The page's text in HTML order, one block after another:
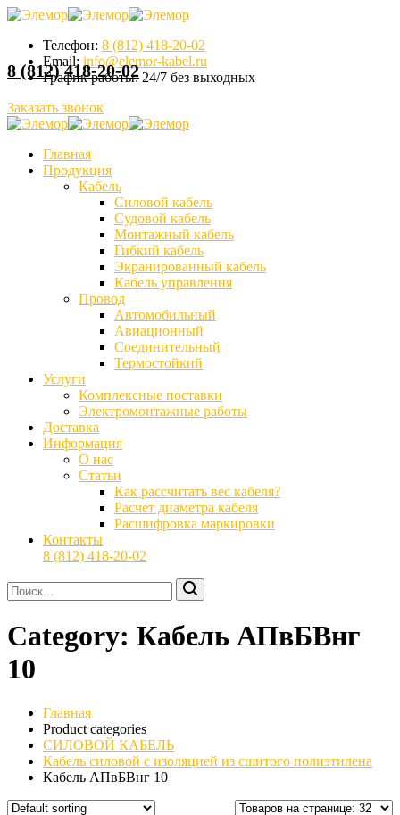
Телефон: 8 (812) 418-20-02
Email: info@elemor-kabel.ru
График работы: 24/7 без выходных
Заказать звонок
8 (812) 418-20-02
Главная
Продукция
Кабель
Силовой кабель
Судовой кабель
Монтажный кабель
Гибкий кабель
Экранированный кабель
Кабель управления
Провод
Автомобильный
Авиационный
Соединительный
Термостойкий
Услуги
Комплексные поставки
Электромонтажные работы
Доставка
Информация
О нас
Статьи
Как рассчитать вес кабеля?
Расчет диаметра кабеля
Расшифровка маркировки
Контакты
8 (812) 418-20-02
Category: Кабель АПвБВнг
10
Главная
Product categories
СИЛОВОЙ КАБЕЛЬ
Кабель силовой с изоляцией из сшитого полиэтилена
Кабель АПвБВнг 10